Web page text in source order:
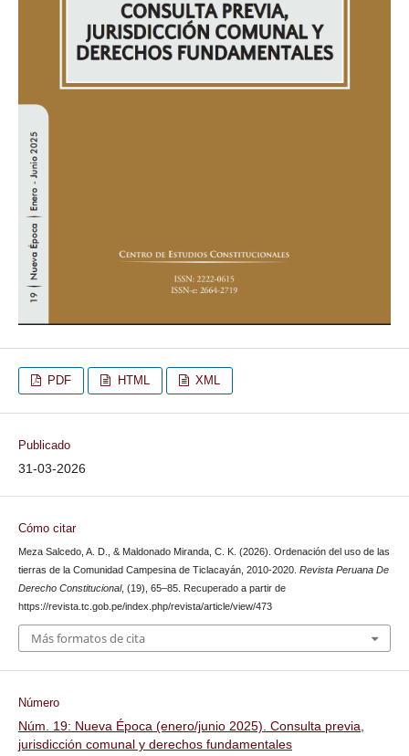
PDF HTML XML
Publicado
31-03-2026
Cómo citar
Meza Salcedo, A. D., & Maldonado Miranda, C. K. (2026). Ordenación del uso de las
tierras de la Comunidad Campesina de Ticlacayán, 2010-2020. Revista Peruana De
Derecho Constitucional, (19), 65–85. Recuperado a partir de
https://revista.tc.gob.pe/index.php/revista/article/view/473
Más formatos de cita
Número
Núm. 19: Nueva Época (enero/junio 2025). Consulta previa,
jurisdicción comunal y derechos fundamentales